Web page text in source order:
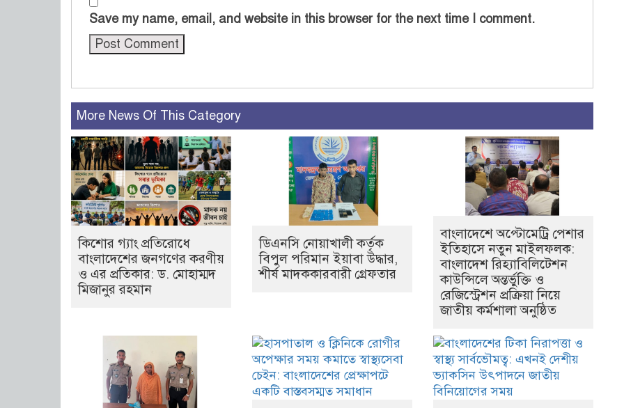
Save my name, email, and website in this browser for the next time I comment.
More News Of This Category
কিশোর গ্যাং প্রতিরোধে
বাংলাদেশের জনগণের করণীয়
ও এর প্রতিকার: ড. মোহাম্মদ
মিজানুর রহমান
ডিএনসি নোয়াখালী কর্তৃক
বিপুল পরিমান ইয়াবা উদ্ধার,
শীর্ষ মাদককারবারী গ্রেফতার
বাংলাদেশে অপ্টোমেট্রি পেশার
ইতিহাসে নতুন মাইলফলক:
বাংলাদেশ রিহ্যাবিলিটেশন
কাউন্সিলে অন্তর্ভুক্তি ও
রেজিস্ট্রেশন প্রক্রিয়া নিয়ে
জাতীয় কর্মশালা অনুষ্ঠিত